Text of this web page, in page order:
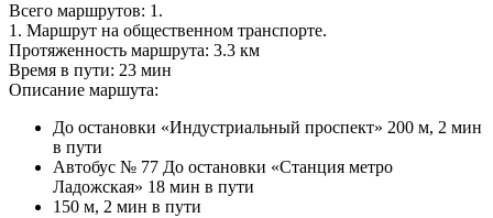
Всего маршрутов: 1.
1. Маршрут на общественном транспорте.
Протяженность маршрута: 3.3 км
Время в пути: 23 мин
Описание маршута:
До остановки «Индустриальный проспект» 200 м, 2 мин
в пути
Автобус № 77 До остановки «Станция метро
Ладожская» 18 мин в пути
150 м, 2 мин в пути